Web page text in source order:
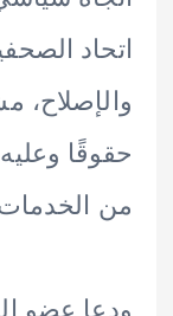
الصحفيين
مشددًا
وعليه
عضو الجمعية